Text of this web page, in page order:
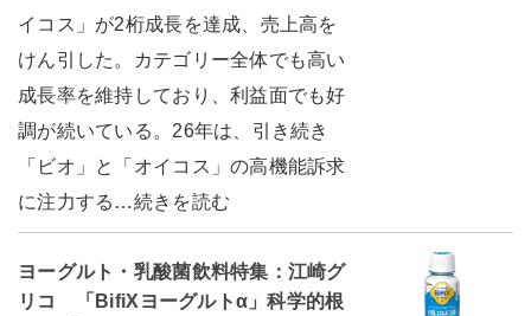
イコス」が2桁成長を達成、売上高を
けん引した。カテゴリー全体でも高い
成長率を維持しており、利益面でも好
調が続いている。26年は、引き続き
「ビオ」と「オイコス」の高機能訴求
に注力する…続きを読む
ヨーグルト・乳酸菌飲料特集：江崎グ
リコ 「BifiXヨーグルトα」科学的根